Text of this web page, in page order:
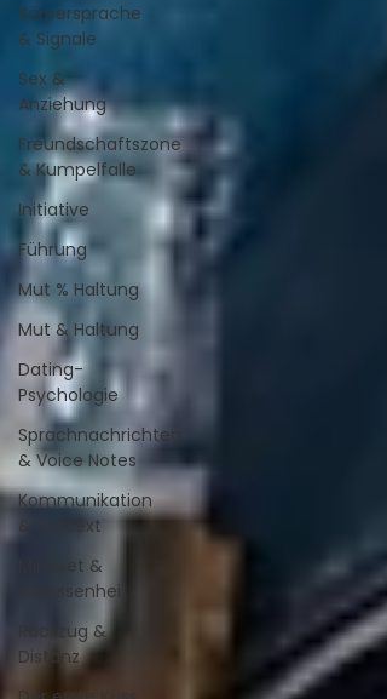
Körpersprache
& Signale
Sex &
Anziehung
Freundschaftszone
& Kumpelfalle
Initiative
Führung
Mut % Haltung
Mut & Haltung
Dating-
Psychologie
Sprachnachrichten
& Voice Notes
Kommunikation
& Subtext
Mindset &
Gelassenheit
Rückzug &
Distanz